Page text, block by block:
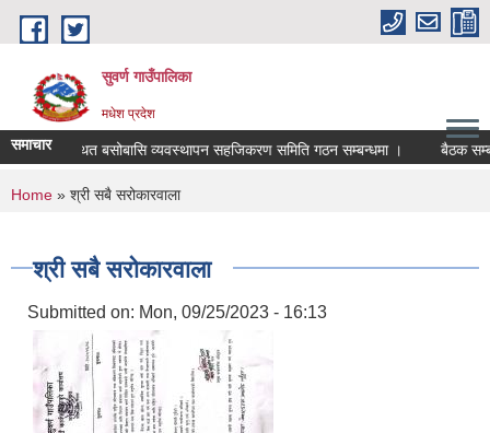
Skip to main content
सुवर्ण गाउँपालिका
मधेश प्रदेश
समाचार
र अव्यवस्थित बसोबासि व्यवस्थापन सहजिकरण समिति गठन सम्बन्धमा । बैठक
You are here
Home » श्री सबै सरोकारवाला
श्री सबै सरोकारवाला
Submitted on: Mon, 09/25/2023 - 16:13